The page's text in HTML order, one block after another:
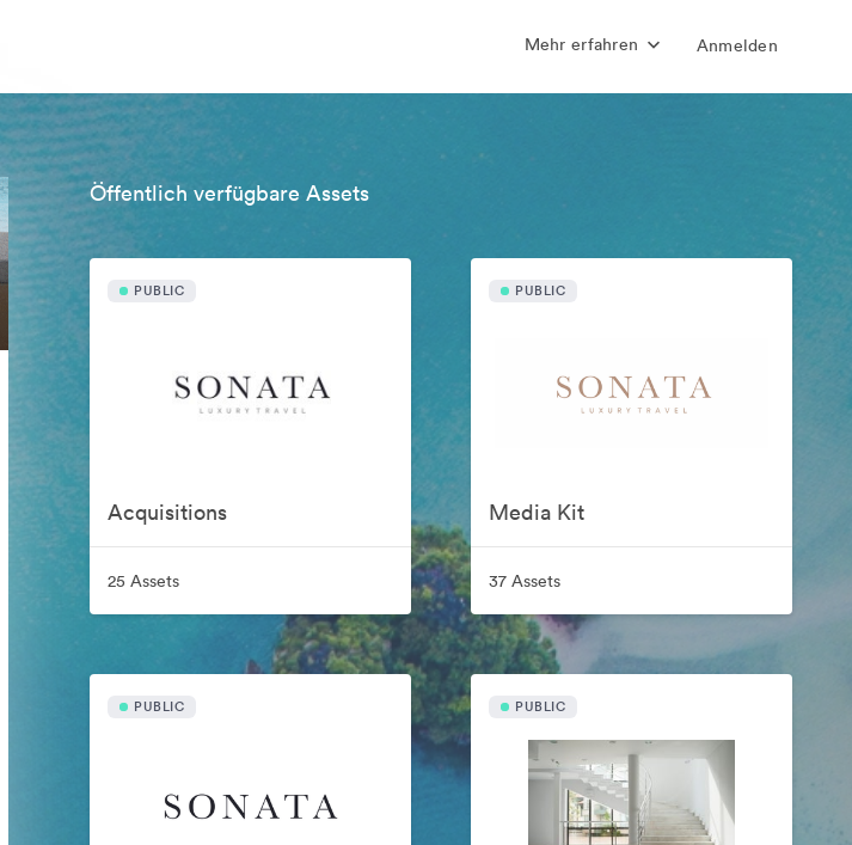
Mehr erfahren Anmelden
Öffentlich verfügbare Assets
PUBLIC
Acquisitions
25 Assets
PUBLIC
Media Kit
37 Assets
PUBLIC PUBLIC